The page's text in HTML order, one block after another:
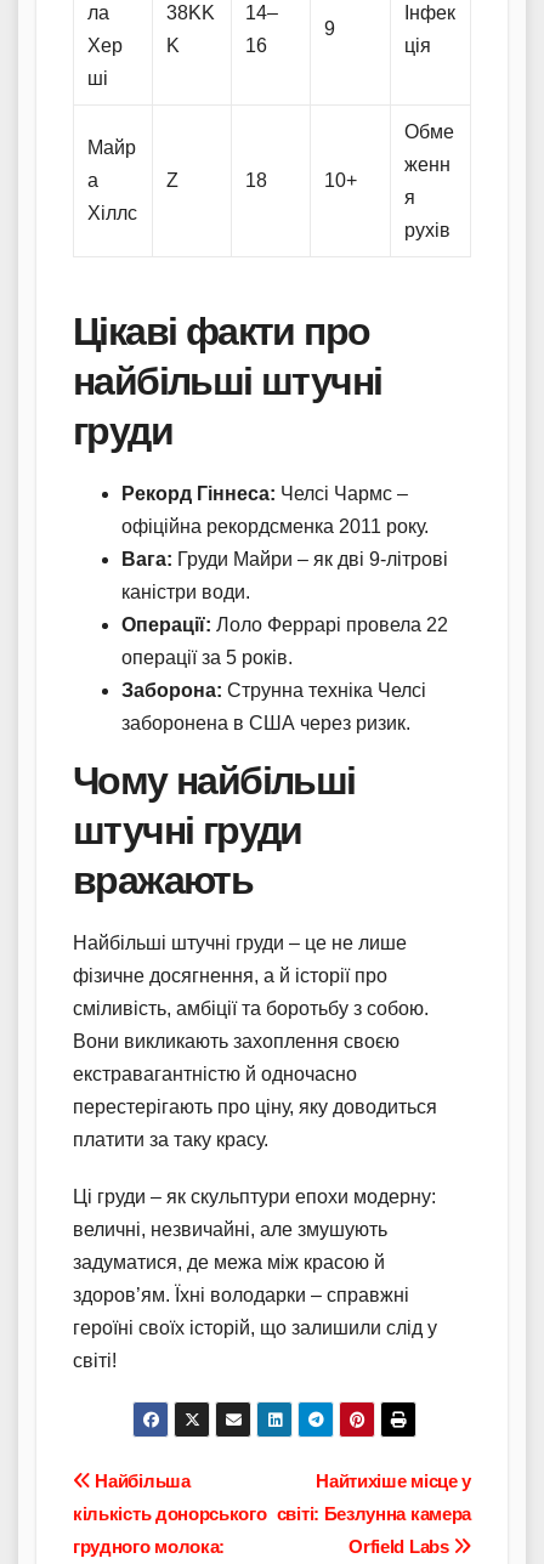
ла
Хер
ші
38KK
K
14–
16
9
Інфек
ція
Майр
а
Хіллс
Z 18 10+
Обме
женн
я
рухів
Цікаві факти про
найбільші штучні
груди
Рекорд Гіннеса: Челсі Чармс –
офіційна рекордсменка 2011 року.
Вага: Груди Майри – як дві 9-літрові
каністри води.
Операції: Лоло Феррарі провела 22
операції за 5 років.
Заборона: Струнна техніка Челсі
заборонена в США через ризик.
Чому найбільші
штучні груди
вражають
Найбільші штучні груди – це не лише
фізичне досягнення, а й історії про
сміливість, амбіції та боротьбу з собою.
Вони викликають захоплення своєю
екстравагантністю й одночасно
перестерігають про ціну, яку доводиться
платити за таку красу.
Ці груди – як скульптури епохи модерну:
величні, незвичайні, але змушують
задуматися, де межа між красою й
здоров’ям. Їхні володарки – справжні
героїні своїх історій, що залишили слід у
світі!
Навігація
записів
Найтихіше місце у
світі: Безлунна камера
Orfield Labs
Найбільша
кількість донорського
грудного молока: